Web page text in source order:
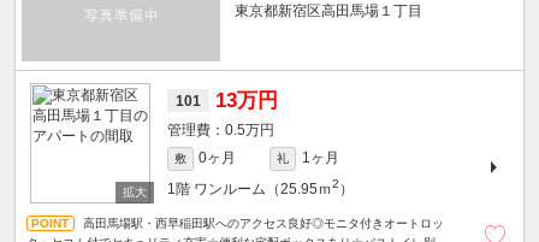
東京都新宿区高田馬場１丁目
101 13万円
0.5万円
敷 0ヶ月 礼
1ヶ月
1階 ワンルーム（25.95ｍ2 ）
高田馬場駅・西早稲田駅へのアクセス良好◎モニタ付きオートロッ